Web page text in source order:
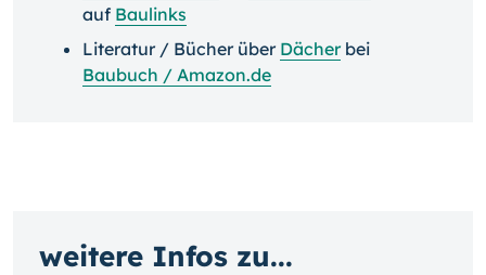
auf Baulinks
Literatur / Bücher über Dächerbei
Baubuch / Amazon.de
weitere Infos zu...